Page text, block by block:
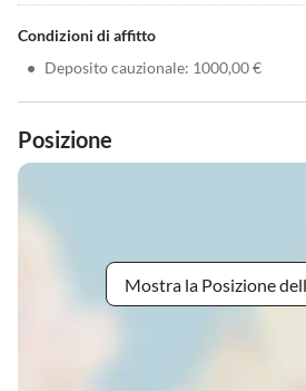
Condizioni di affitto
• Deposito cauzionale: 1000,00 €
Posizione
Mostra la Posizione